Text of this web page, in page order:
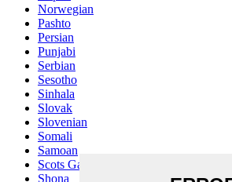
Norwegian
Pashto
Persian
Punjabi
Serbian
Sesotho
Sinhala
Slovak
Slovenian
Somali
Samoan
Scots Gaelic
Shona